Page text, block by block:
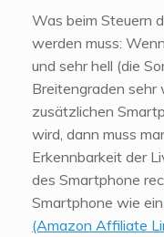
Was beim Steuern
werden muss:
und sehr hell (die
Breitengraden sehr
zusätzlichen
wird, dann muss
Erkennbarkeit der
des Smartphone
Smartphone wie ein
(Amazon Affiliate